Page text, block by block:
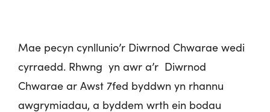
Mae pecyn cynllunio’r Diwrnod Chwarae wedi
cyrraedd. Rhwng yn awr a’r Diwrnod
Chwarae ar Awst 7fed byddwn yn rhannu
awgrymiadau, a byddem wrth ein bodau